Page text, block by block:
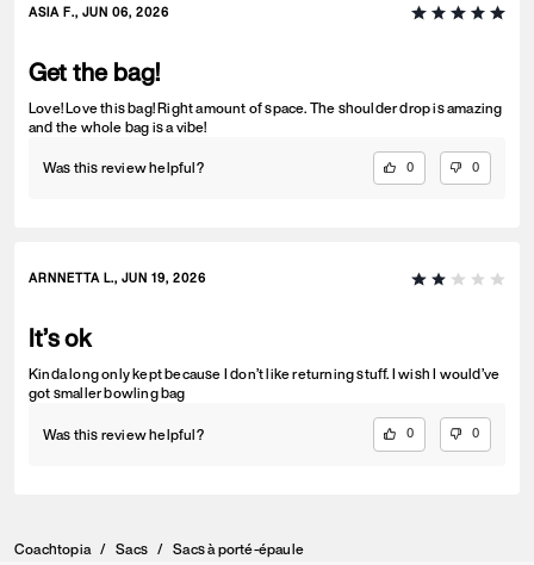
ASIA F., JUN 06, 2026
Get the bag!
Love! Love this bag! Right amount of space. The shoulder drop is amazing
and the whole bag is a vibe!
Was this review helpful? 0 0
ARNNETTA L., JUN 19, 2026
It’s ok
Kinda long only kept because I don’t like returning stuff. I wish I would’ve
got smaller bowling bag
Was this review helpful? 0 0
Coachtopia / Sacs / Sacs à porté-épaule